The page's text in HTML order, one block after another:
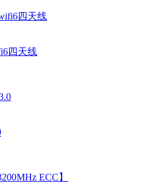
四天线